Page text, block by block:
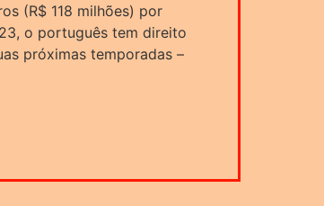
(R$ 118 milhões) por
o português tem direito
próximas temporadas –